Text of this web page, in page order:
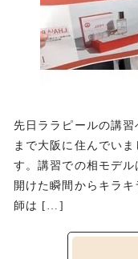
先日ララピールの講
まで大阪に住んでい
す。講習での相モデ
開けた瞬間からキラ
師は […]